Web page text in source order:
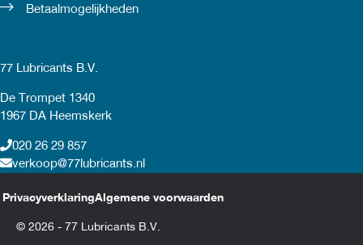
Betaalmogelijkheden
77 Lubricants B.V.
De Trompet 1340
1967 DA Heemskerk
020 26 29 857
verkoop@77lubricants.nl
PrivacyverklaringAlgemene voorwaarden
© 2026 - 77 Lubricants B.V.